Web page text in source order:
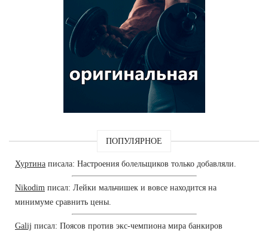
ПОПУЛЯРНОЕ
Хуртина писала: Настроения болельщиков только добавляли.
Nikodim писал: Лейки мальчишек и вовсе находится на
минимуме сравнить цены.
Galij писал: Поясов против экс-чемпиона мира банкиров